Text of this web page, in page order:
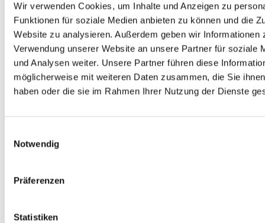
Wir verwenden Cookies, um Inhalte und Anzeigen zu
Funktionen für soziale Medien anbieten zu können und die
Website zu analysieren. Außerdem geben wir Informationen
Verwendung unserer Website an unsere Partner für soziale
und Analysen weiter. Unsere Partner führen diese
möglicherweise mit weiteren Daten zusammen, die Sie
haben oder die sie im Rahmen Ihrer Nutzung der Dienste
Notwendig
Präferenzen
Statistiken
nicht mehr korrigieren?
Was passiert bei Nicht-Einhalten
der KassenSichV?
Frage nicht gefunden?
Gerne helfen wir Ihnen zu unseren Hotlinezeiten weiter.